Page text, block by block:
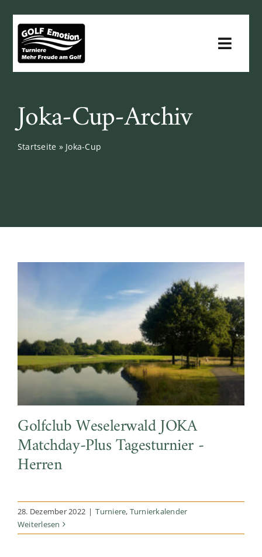
Inhalt
springen
Für Clubs
Joka-Cup-Archiv
Startseite » Joka-Cup
Golfclub Weselerwald JOKA
Matchday-Plus Tagesturnier -
Herren
28. Dezember 2022 | Turniere, Turnierkalender
Weiterlesen